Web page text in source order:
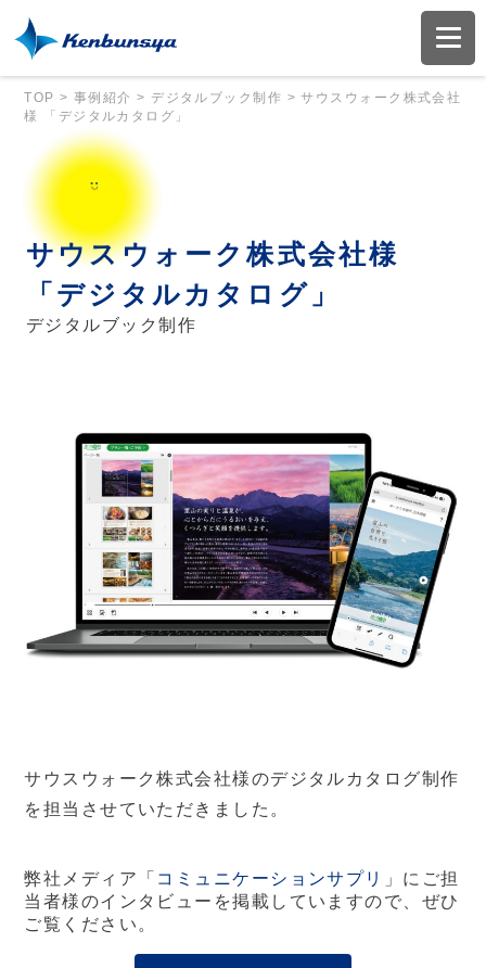
TOP >事例紹介 > デジタルブック制作 >サウスウォーク株式会社
様 「デジタルカタログ」
サウスウォーク株式会社様
「デジタルカタログ」
デジタルブック制作
サウスウォーク株式会社様のデジタルカタログ制作
を担当させていただきました。
弊社メディア「 コミュニケーションサプリ
」にご担
当者様のインタビューを掲載していますので、ぜひ
ご覧ください。